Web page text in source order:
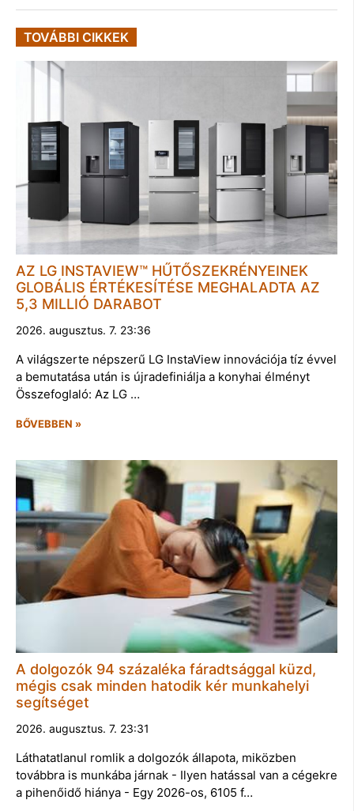
TOVÁBBI CIKKEK
AZ LG INSTAVIEW™ HŰTŐSZEKRÉNYEINEK
GLOBÁLIS ÉRTÉKESÍTÉSE MEGHALADTA AZ
5,3 MILLIÓ DARABOT
2026. augusztus. 7. 23:36
A világszerte népszerű LG InstaView innovációja tíz évvel
a bemutatása után is újradefiniálja a konyhai élményt
Összefoglaló: Az LG …
BŐVEBBEN »
A dolgozók 94 százaléka fáradtsággal küzd,
mégis csak minden hatodik kér munkahelyi
segítséget
2026. augusztus. 7. 23:31
Láthatatlanul romlik a dolgozók állapota, miközben
továbbra is munkába járnak - Ilyen hatással van a cégekre
a pihenőidő hiánya - Egy 2026-os, 6105 f…